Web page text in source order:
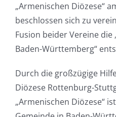
„Armenischen Diözese“
beschlossen sich zu
Fusion beider Vereine
Baden-Württemberg“
Durch die großzügige
Diözese Rottenburg-
„Armenischen Diözese“